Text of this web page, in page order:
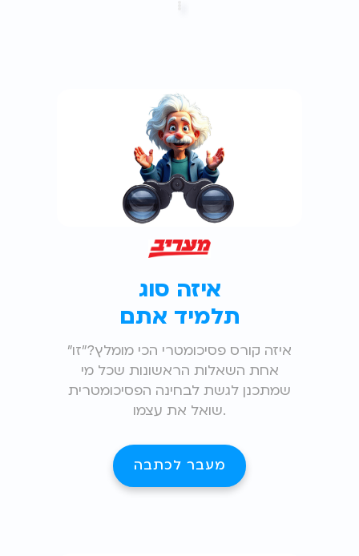
איזה סוג
תלמיד אתם
"איזה קורס פסיכומטרי הכי מומלץ?"זו
אחת השאלות הראשונות שכל מי
שמתכנן לגשת לבחינה הפסיכומטרית
שואל את עצמו.
מעבר לכתבה